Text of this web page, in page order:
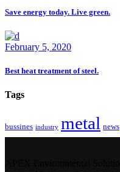
Save energy today. Live green.
February 5, 2020
Best heat treatment of steel.
Tags
bussines industry metal news